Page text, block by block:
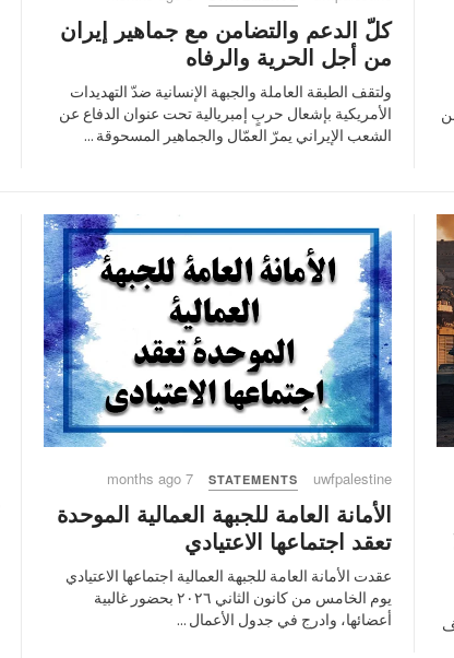
كلّ الدعم والتضامن مع جماهير إيران
من أجل الحرية والرفاه
ولتقف الطبقة العاملة والجبهة الإنسانية ضدّ التهديدات
الأمريكية بإشعال حربٍ إمبريالية تحت عنوان الدفاع عن
الشعب الإيراني يمرّ العمّال والجماهير المسحوقة ...
uwfpalestine
STATEMENTS
7 months ago
الأمانة العامة للجبهة العمالية الموحدة
تعقد اجتماعها الاعتيادي
عقدت الأمانة العامة للجبهة العمالية اجتماعها الاعتيادي
يوم الخامس من كانون الثاني ٢٠٢٦ بحضور غالبية
أعضائها، وادرج في جدول الأعمال ...